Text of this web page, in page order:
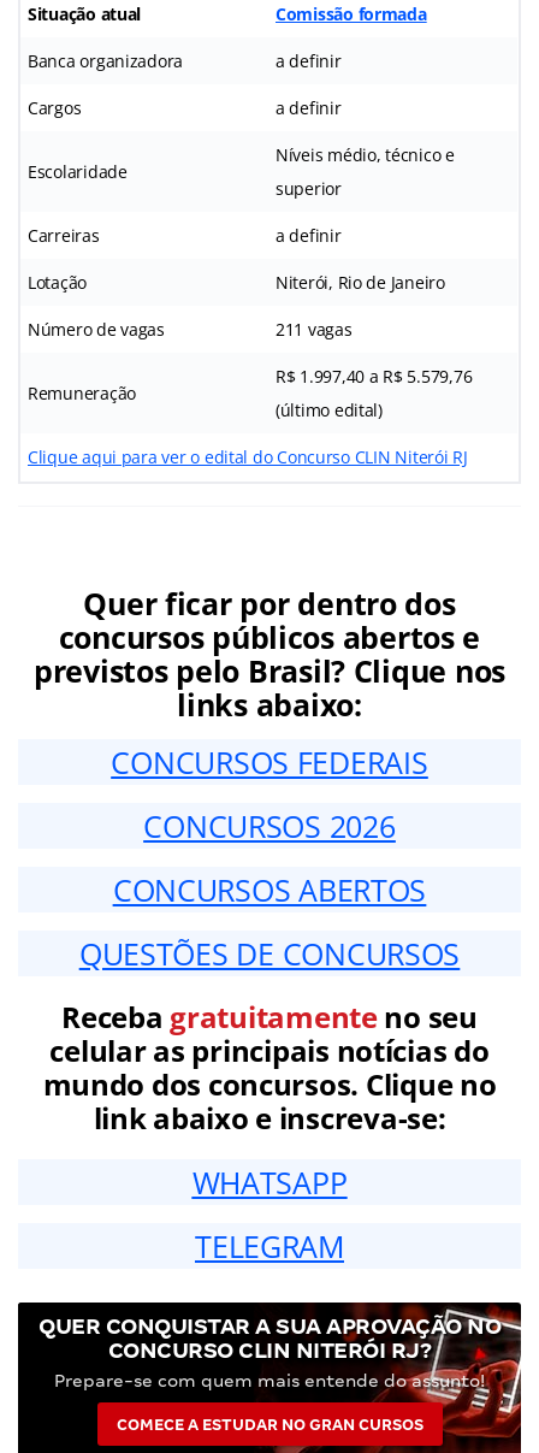
Situação atual Comissão formada
Banca organizadora a definir
Cargos a definir
Escolaridade
Níveis médio, técnico e
superior
Carreiras a definir
Lotação Niterói, Rio de Janeiro
Número de vagas 211 vagas
Remuneração
R$ 1.997,40 a R$ 5.579,76
(último edital)
Clique aqui para ver o edital do Concurso CLIN Niterói RJ
Quer ficar por dentro dos
concursos públicos abertos e
previstos pelo Brasil? Clique nos
links abaixo:
CONCURSOS FEDERAIS
CONCURSOS 2026
CONCURSOS ABERTOS
QUESTÕES DE CONCURSOS
Receba gratuitamenteno seu
celular as principais notícias do
mundo dos concursos. Clique no
link abaixo e inscreva-se:
WHATSAPP
TELEGRAM
QUER CONQUISTAR A SUA APROVAÇÃO NO
CONCURSO CLIN NITERÓI RJ?
Prepare-se com quem mais entende do assunto!
COMECE A ESTUDAR NO GRAN CURSOS